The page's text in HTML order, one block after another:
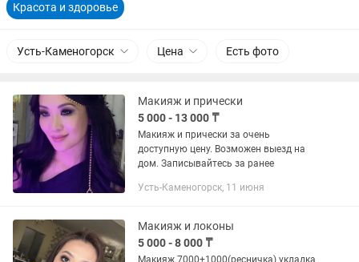
Красота и здоровье
Усть-Каменогорск Цена Есть фото
Макияж и прически
5 000 - 13 000 ₸
Макияж и прически за очень
доступную цену. Возможен выезд на
дом. Записывайтесь за ранее
Усть-Каменогорск, 11 июня
Макияж и локоны
5 000 - 8 000 ₸
Макияж 7000+1000(ресничка) укладка